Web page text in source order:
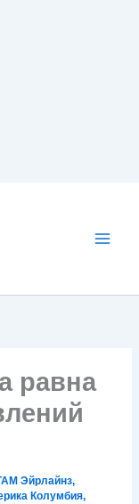
равна
Эйрлайнз,
Колумбия,